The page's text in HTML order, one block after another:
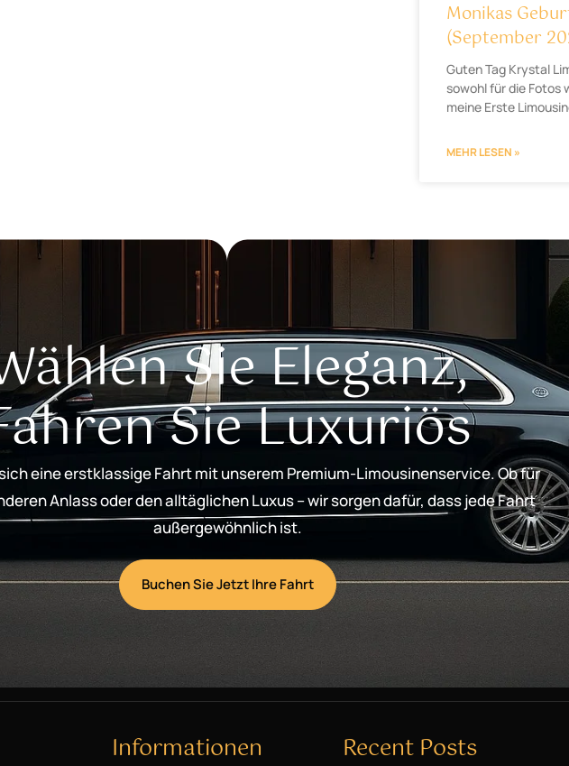
Monikas
(September
Guten Tag Krystal
sowohl für die Fotos
meine Erste
MEHR LESEN »
Sie Eleganz,
Sie Luxuriös
eine erstklassige Fahrt mit unserem Premium-Limousinenservice. Ob für
Anlass oder den alltäglichen Luxus – wir sorgen dafür, dass jede Fahrt
außergewöhnlich ist.
Buchen Sie Jetzt Ihre Fahrt
Informationen Recent Posts